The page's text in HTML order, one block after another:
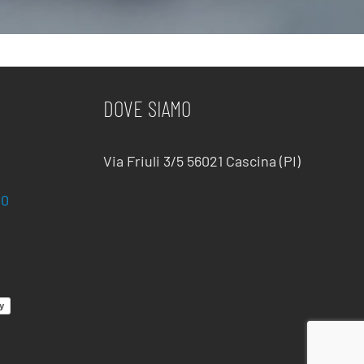
DOVE SIAMO
Via Friuli 3/5 56021 Cascina (PI)